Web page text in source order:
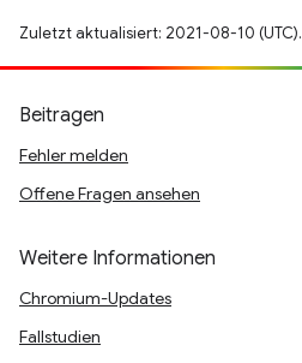
Zuletzt aktualisiert: 2021-08-10 (UTC).
Beitragen
Fehler melden
Offene Fragen ansehen
Weitere Informationen
Chromium-Updates
Fallstudien